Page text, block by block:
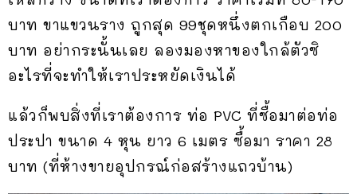
บาท ขาแขวนราง ถูกสุด 99ชุดหนึ่งตกเกือบ 200
บาท อย่ากระนั้นเลย ลองมองหาของใกล้ตัวซิ
อะไรที่จะทำให้เราประหยัดเงินได้
แล้วก็พบสิ่งที่เราต้องการ ท่อ PVC ที่ซื้อมาต่อท่อ
ประปา ขนาด 4 หุน ยาว 6 เมตร ซื้อมา ราคา 28
บาท (ที่ห้างขายอุปกรณ์ก่อสร้างแถวบ้าน)